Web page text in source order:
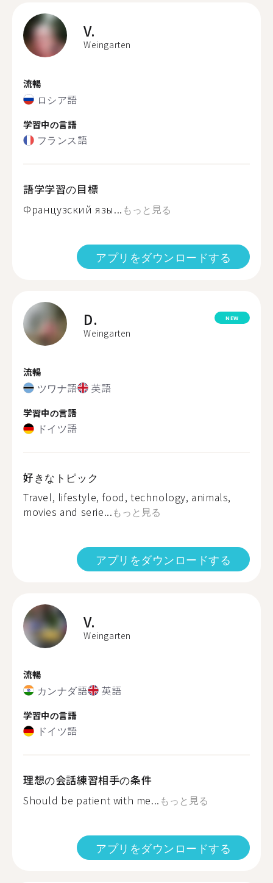
V.
Weingarten
流暢
ロシア語
学習中の言語
フランス語
語学学習の目標
Французский язы... もっと見る
アプリをダウンロードする
D.
Weingarten
NEW
流暢
ツワナ語 英語
学習中の言語
ドイツ語
好きなトピック
Travel, lifestyle, food, technology, animals,
movies and serie...もっと見る
アプリをダウンロードする
V.
Weingarten
流暢
カンナダ語 英語
学習中の言語
ドイツ語
理想の会話練習相手の条件
Should be patient with me... もっと見る
アプリをダウンロードする